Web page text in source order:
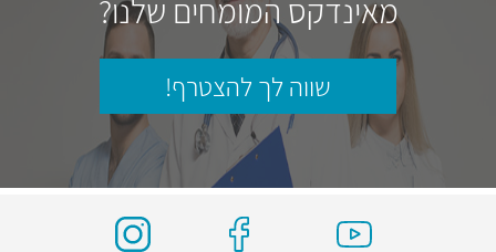
מאינדקס המומחים שלנו?
שווה לך להצטרף!